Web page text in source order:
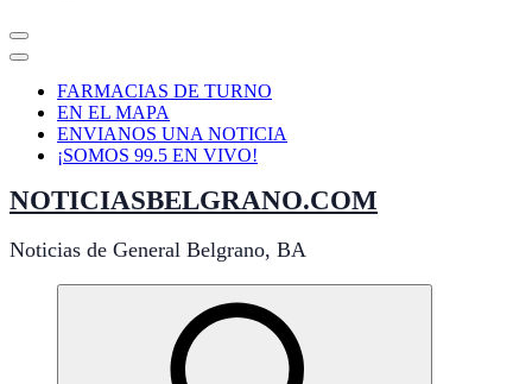
FARMACIAS DE TURNO
EN EL MAPA
ENVIANOS UNA NOTICIA
¡SOMOS 99.5 EN VIVO!
NOTICIASBELGRANO.COM
Noticias de General Belgrano, BA